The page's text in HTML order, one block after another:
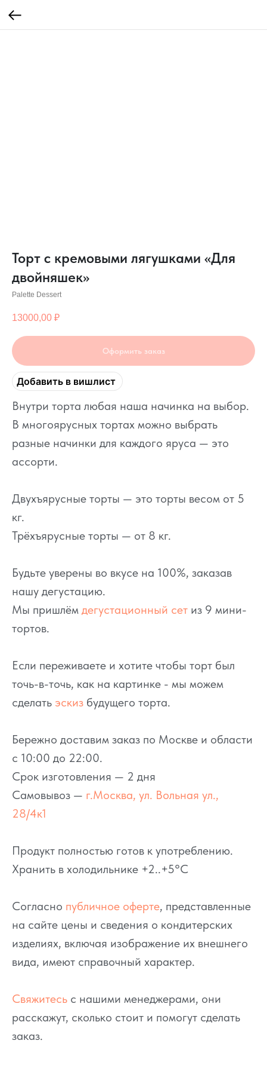
Торт с кремовыми лягушками «Для
двойняшек»
Palette Dessert
13000,00 ₽
Оформить заказ
Добавить в вишлист
Внутри торта любая наша начинка на выбор.
В многоярусных тортах можно выбрать
разные начинки для каждого яруса — это
ассорти.
Двухъярусные торты — это торты весом от 5
кг.
Трёхъярусные торты — от 8 кг.
Будьте уверены во вкусе на 100%, заказав
нашу дегустацию.
Мы пришлём дегустационный сет из 9 мини-
тортов.
Если переживаете и хотите чтобы торт был
точь-в-точь, как на картинке - мы можем
сделать эскиз будущего торта.
Бережно доставим заказ по Москве и области
с 10:00 до 22:00.
Срок изготовления — 2 дня
Самовывоз — г.Москва, ул. Вольная ул.,
28/4к1
Продукт полностью готов к употреблению.
Хранить в холодильнике +2..+5°C
Согласно публичное оферте, представленные
на сайте цены и сведения о кондитерских
изделиях, включая изображение их внешнего
вида, имеют справочный характер.
Свяжитесь с нашими менеджерами, они
расскажут, сколько стоит и помогут сделать
заказ.